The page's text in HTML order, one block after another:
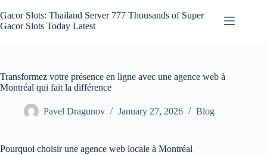
to
content
Gacor Slots: Thailand Server 777 Thousands of Super
Gacor Slots Today Latest
Transformez votre présence en ligne avec une agence web à
Montréal qui fait la différence
Pavel Dragunov January 27, 2026 Blog
Pourquoi choisir une agence web locale à Montréal